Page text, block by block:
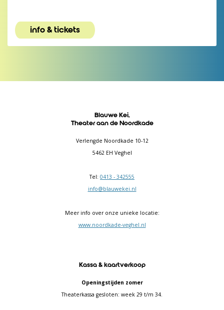
info & tickets
Blauwe Kei,
Theater aan de Noordkade
Verlengde Noordkade 10-12
5462 EH Veghel
Tel: 0413 - 342555
info@blauwekei.nl
Meer info over onze unieke locatie:
www.noordkade-veghel.nl
Kassa & kaartverkoop
Openingstijden zomer
Theaterkassa gesloten: week 29 t/m 34.